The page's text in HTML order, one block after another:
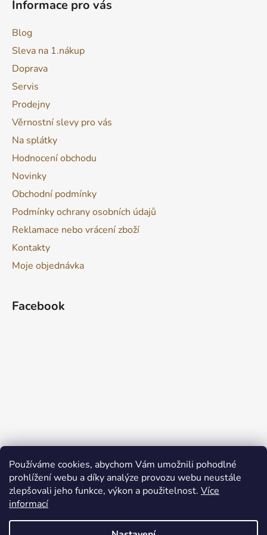
Používáme cookies, abychom Vám umožnili pohodlné
prohlížení webu a díky analýze provozu webu neustále
zlepšovali jeho funkce, výkon a použitelnost. Více
informací
Informace pro vás
Blog
Sleva na 1.nákup
Doprava
Servis
Prodejny
Věrnostní slevy pro vás
Na splátky
Hodnocení obchodu
Novinky
Obchodní podmínky
Podmínky ochrany osobních údajů
Reklamace nebo vrácení zboží
Kontakty
Moje objednávka
Facebook